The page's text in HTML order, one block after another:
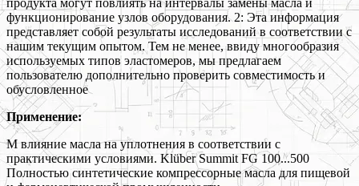
продукта могут повлиять на интервалы замены масла и
функционирование узлов оборудования. 2: Эта информация
представляет собой результаты исследований в соответствии с
нашим текущим опытом. Тем не менее, ввиду многообразия
используемых типов эластомеров, мы предлагаем
пользователю дополнительно проверить совместимость и
обусловленное
Применение:
М влияние масла на уплотнения в соответствии с
практическими условиями. Klüber Summit FG 100...500
Полностью синтетические компрессорные масла для пищевой